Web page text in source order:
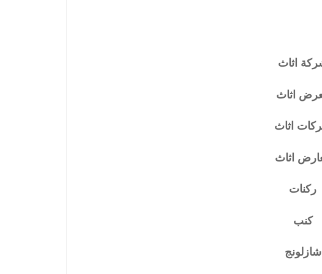
اثاث
اثاث
اثاث
اثاث
ركنات
كنب
شازلونج